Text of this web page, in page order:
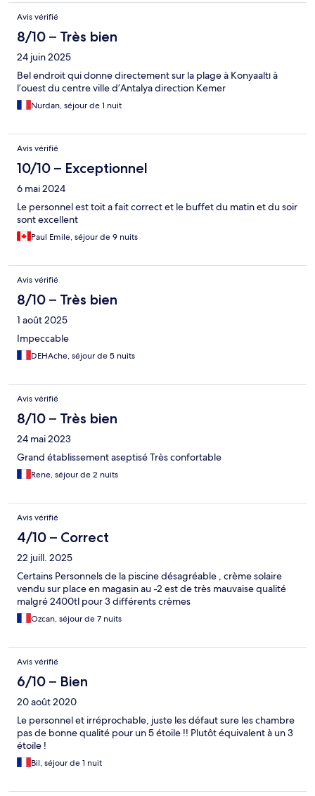
Avis vérifié
8/10 – Très bien
24 juin 2025
Bel endroit qui donne directement sur la plage à Konyaaltı à
l’ouest du centre ville d’Antalya direction Kemer
Nurdan, séjour de 1 nuit
Avis vérifié
10/10 – Exceptionnel
6 mai 2024
Le personnel est toit a fait correct et le buffet du matin et du soir
sont excellent
Paul Emile, séjour de 9 nuits
Avis vérifié
8/10 – Très bien
1 août 2025
Impeccable
DEHAche, séjour de 5 nuits
Avis vérifié
8/10 – Très bien
24 mai 2023
Grand établissement aseptisé Très confortable
Rene, séjour de 2 nuits
Avis vérifié
4/10 – Correct
22 juill. 2025
Certains Personnels de la piscine désagréable , crème solaire
vendu sur place en magasin au -2 est de très mauvaise qualité
malgré 2400tl pour 3 différents crèmes
Ozcan, séjour de 7 nuits
Avis vérifié
6/10 – Bien
20 août 2020
Le personnel et irréprochable, juste les défaut sure les chambre
pas de bonne qualité pour un 5 étoile !! Plutôt équivalent à un 3
étoile !
Bil, séjour de 1 nuit